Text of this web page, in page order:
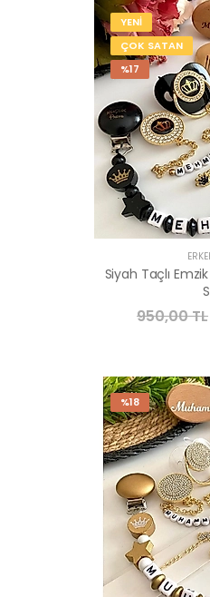
YENİ
ÇOK SATAN
%17
Siyah Taçlı
950,00 TL
%18